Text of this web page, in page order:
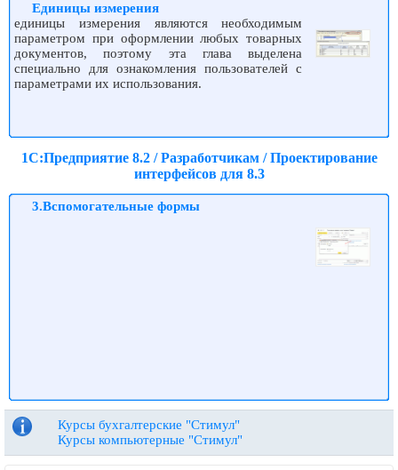
Единицы измерения
единицы измерения являются необходимым
параметром при оформлении любых товарных
документов, поэтому эта глава выделена
специально для ознакомления пользователей с
параметрами их использования.
1С:Предприятие 8.2 / Разработчикам / Проектирование
интерфейсов для 8.3
3.Вспомогательные формы
Курсы бухгалтерские "Стимул"
Курсы компьютерные "Стимул"